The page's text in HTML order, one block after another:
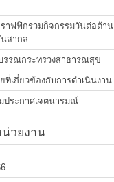
าฟฟิกร่วมกิจกรรมวันต่อต้าน
สากล
รรณกระทรวงสาธารณสุข
ที่เกี่ยวข้องกับการดำเนินงาน
ประกาศเจตนารมณ์
น่วยงาน